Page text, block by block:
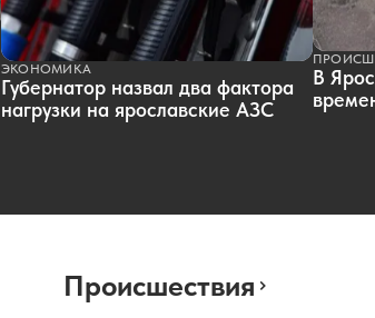
ЭКОНОМИКА
Губернатор назвал два фактора
нагрузки на ярославские АЗС
В
Происшествия